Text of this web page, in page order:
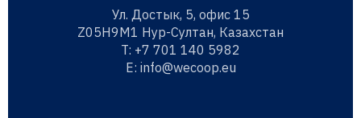
Ул. Достык, 5, офис 15
Z05H9M1 Нур-Султан, Казахстан
T: +7 701 140 5982
E: info@wecoop.eu